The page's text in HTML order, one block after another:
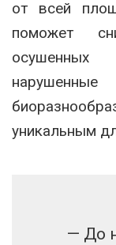
от всей
поможет
осушенных
уникальным
— До